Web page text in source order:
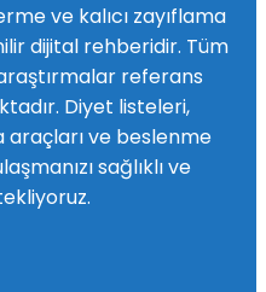
ve kalıcı zayıflama
dijital rehberidir. Tüm
referans
Diyet listeleri,
araçları ve beslenme
sağlıklı ve